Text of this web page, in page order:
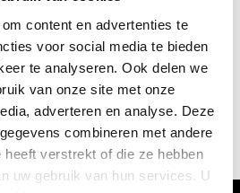
content en advertenties te
voor social media te bieden
te analyseren. Ook delen we
van onze site met onze
adverteren en analyse. Deze
combineren met andere
heeft verstrekt of die ze hebben
uw gebruik van hun services. U
wei in Nederland staat is de
echte melkkoeien. Er zijn echter
in Nederland, waaronder
en ‘Verbeterd
zijn nog veel melkveehouderijen
deze boerderijen organiseren
naast de koeien te melken, kan
of zien ‘dansen’.